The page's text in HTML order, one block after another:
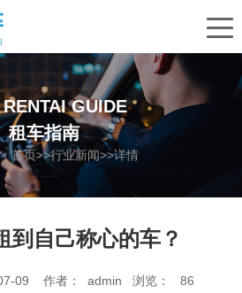
GUIDE
租车指南
首页>>行业新闻>>详情
到自己称心的车？
09 作者： admin 浏览： 86